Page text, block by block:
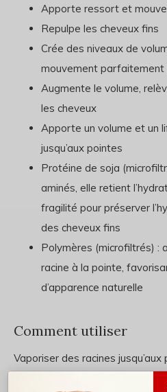
Apporte ressort et
Repulpe les cheveux fins
Crée des niveaux de
mouvement parfaitement
Augmente le volume,
les cheveux
Apporte un volume et un
jusqu’aux pointes
Protéine de soja
aminés, elle retient
fragilité pour préserver
des cheveux fins
Polymères (microfiltrés) :
racine à la pointe,
d’apparence naturelle
Comment utiliser
Vaporiser des racines